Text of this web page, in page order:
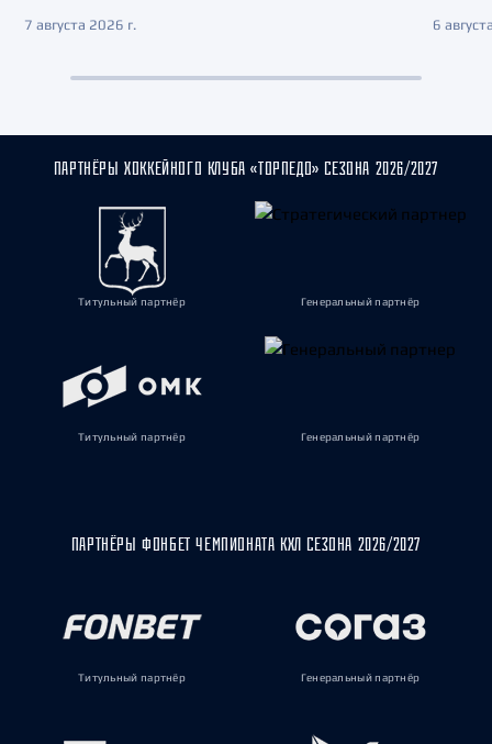
7 августа 2026 г. 6
ПАРТНЁРЫ ХОККЕЙНОГО КЛУБА «ТОРПЕДО» СЕЗОНА 2026/2027
Титульный партнёр Генеральный партнёр
Титульный партнёр Генеральный партнёр
ПАРТНЁРЫ ФОНБЕТ ЧЕМПИОНАТА КХЛ СЕЗОНА 2026/2027
Титульный партнёр Генеральный партнёр